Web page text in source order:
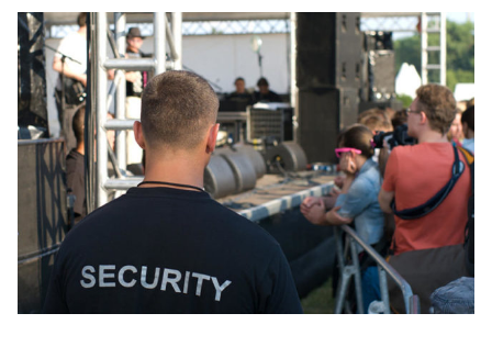
INFOS BILLETTERIE
COMMENT VENIR ?
SE RESTAURER ET DORMIR
UN MOT SUR LA SÉCURITÉ